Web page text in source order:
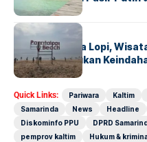
HUMANIORA
Pantai Panrita Lopi,
yang Memadukan
Quick Links: Pariwara Kaltim
Samarinda
News Headline
Diskominfo PPU
DPRD
pemprov kaltim
Hukum &